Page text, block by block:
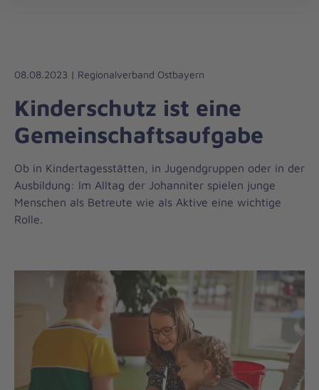
Liebe
Leben
08.08.2023 | Regionalverband Ostbayern
Kinderschutz ist eine
Gemeinschaftsaufgabe
Ob in Kindertagesstätten, in Jugendgruppen oder in der
Ausbildung: Im Alltag der Johanniter spielen junge
Menschen als Betreute wie als Aktive eine wichtige
Rolle.